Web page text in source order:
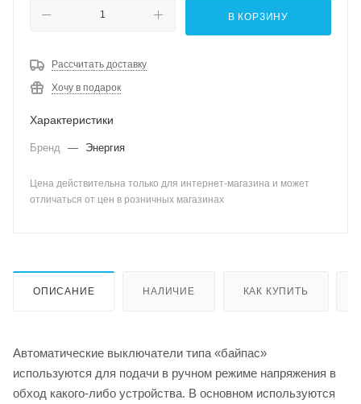
В КОРЗИНУ
Рассчитать доставку
Хочу в подарок
Характеристики
Бренд — Энергия
Цена действительна только для интернет-магазина и может
отличаться от цен в розничных магазинах
ОПИСАНИЕ НАЛИЧИЕ КАК КУПИТЬ
Автоматические выключатели типа «байпас»
используются для подачи в ручном режиме напряжения в
обход какого-либо устройства. В основном используются